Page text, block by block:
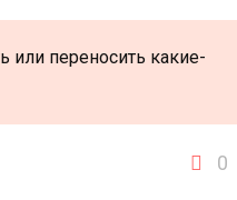
или переносить какие-
0